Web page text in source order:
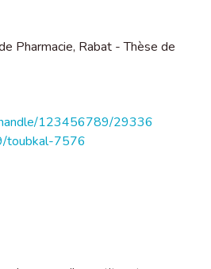
Pharmacie, Rabat - Thèse de
123456789/29336
toubkal-7576